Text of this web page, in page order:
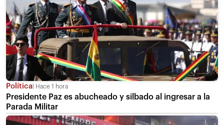
Política Hace 1 hora
Presidente Paz es abucheado y silbado al ingresar a la
Parada Militar